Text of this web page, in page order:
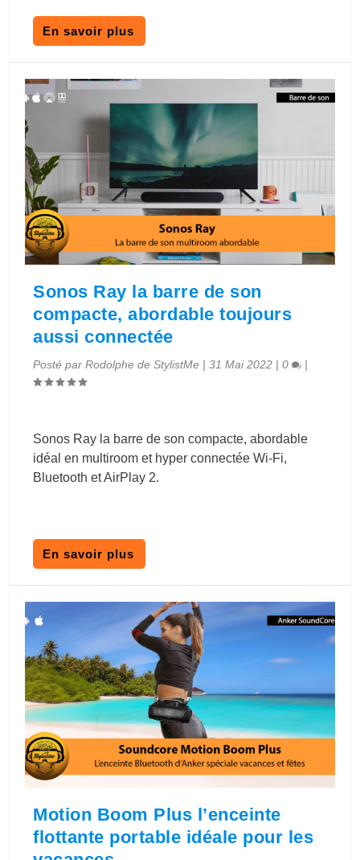
En savoir plus
Sonos Ray la barre de son
compacte, abordable toujours
aussi connectée
Posté parRodolphe de StylistMe |31 Mai 2022 |0 |
Sonos Ray la barre de son compacte, abordable
idéal en multiroom et hyper connectée Wi-Fi,
Bluetooth et AirPlay 2.
En savoir plus
Motion Boom Plus l’enceinte
flottante portable idéale pour les